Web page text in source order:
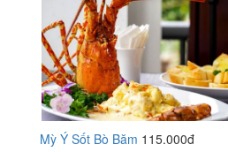
Mỳ Ý Sốt Bò Băm 115.000đ